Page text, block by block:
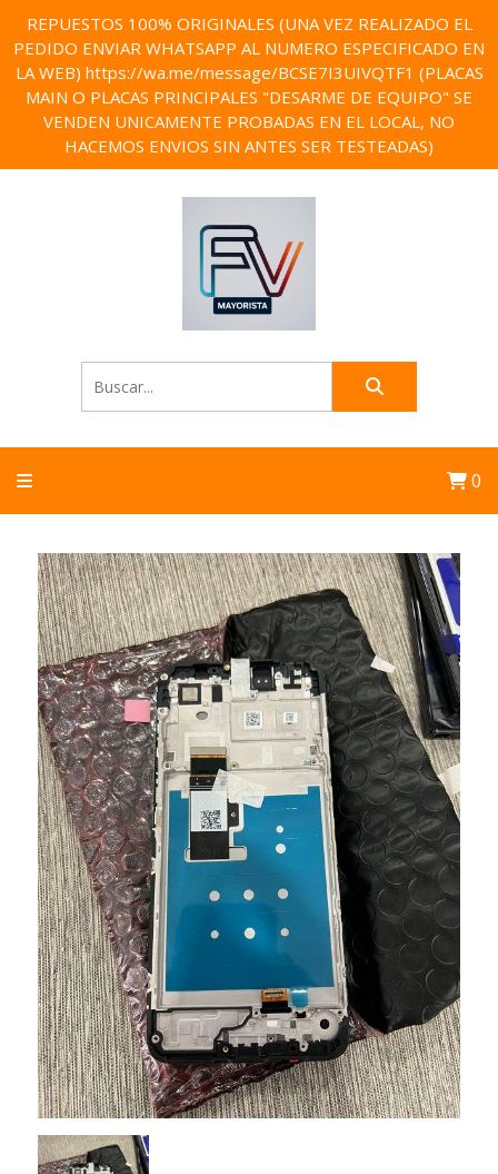
REPUESTOS 100% ORIGINALES (UNA VEZ REALIZADO EL
PEDIDO ENVIAR WHATSAPP AL NUMERO ESPECIFICADO EN
LA WEB) https://wa.me/message/BCSE7I3UIVQTF1 (PLACAS
MAIN O PLACAS PRINCIPALES "DESARME DE EQUIPO" SE
VENDEN UNICAMENTE PROBADAS EN EL LOCAL, NO
HACEMOS ENVIOS SIN ANTES SER TESTEADAS)
0